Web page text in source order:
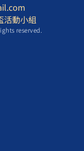
活動小組
reserved.